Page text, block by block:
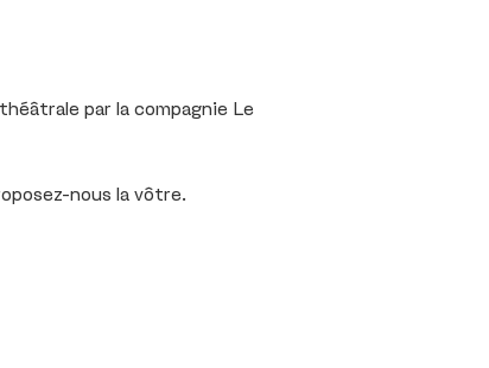
par la compagnie Le
nous la vôtre.